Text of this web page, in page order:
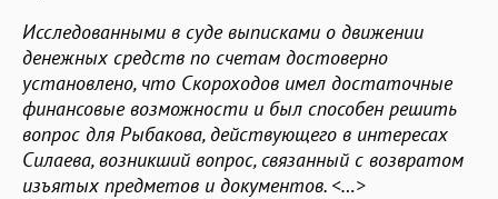
Исследованными в суде выписками о движении
денежных средств по счетам достоверно
установлено, что Скороходов имел достаточные
финансовые возможности и был способен решить
вопрос для Рыбакова, действующего в интересах
Силаева, возникший вопрос, связанный с возвратом
изъятых предметов и документов. <…>